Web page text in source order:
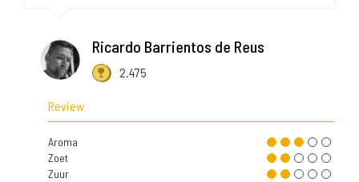
Ricardo Barrientos de Reus
2.475
Review
Aroma
Zoet
Zuur